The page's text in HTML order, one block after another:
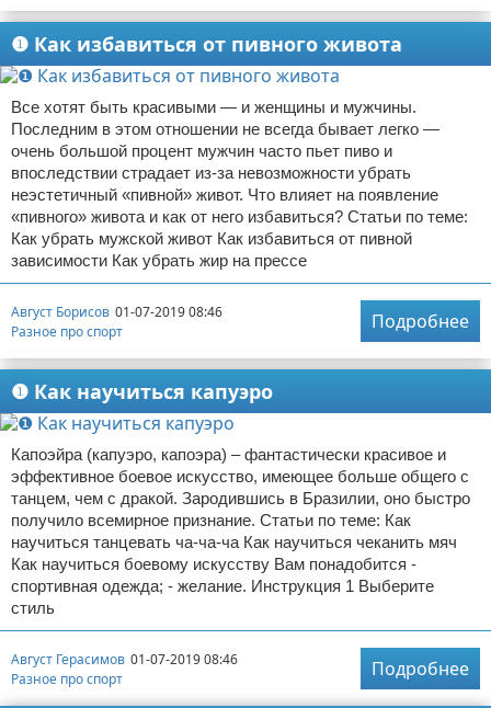
❶ Как избавиться от пивного живота
Все хотят быть красивыми — и женщины и мужчины.
Последним в этом отношении не всегда бывает легко —
очень большой процент мужчин часто пьет пиво и
впоследствии страдает из-за невозможности убрать
неэстетичный «пивной» живот. Что влияет на появление
«пивного» живота и как от него избавиться? Статьи по теме:
Как убрать мужской живот Как избавиться от пивной
зависимости Как убрать жир на прессе
Август Борисов 01-07-2019 08:46
Разное про спорт
Подробнее
❶ Как научиться капуэро
Капоэйра (капуэро, капоэра) – фантастически красивое и
эффективное боевое искусство, имеющее больше общего с
танцем, чем с дракой. Зародившись в Бразилии, оно быстро
получило всемирное признание. Статьи по теме: Как
научиться танцевать ча-ча-ча Как научиться чеканить мяч
Как научиться боевому искусству Вам понадобится -
спортивная одежда; - желание. Инструкция 1 Выберите
стиль
Август Герасимов 01-07-2019 08:46
Разное про спорт
Подробнее